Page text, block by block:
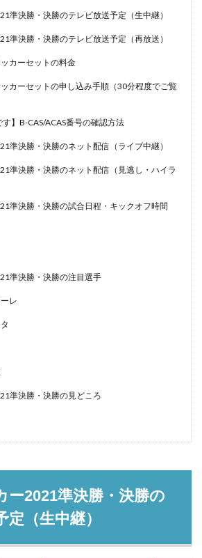
準決勝・決勝のテレビ放送予定（生中継）
準決勝・決勝のテレビ放送予定（再放送）
カーセットの料金
カーセットの申し込み手順（30分程度でご覧
す】B-CAS/ACAS番号の確認方法
準決勝・決勝のネット配信（ライブ中継）
準決勝・決勝のネット配信（見逃し・ハイラ
準決勝・決勝の試合日程・キックオフ時間
準決勝・決勝の注目選手
レ
準決勝・決勝の見どころ
ー2021準決勝・決勝の
（生中継）